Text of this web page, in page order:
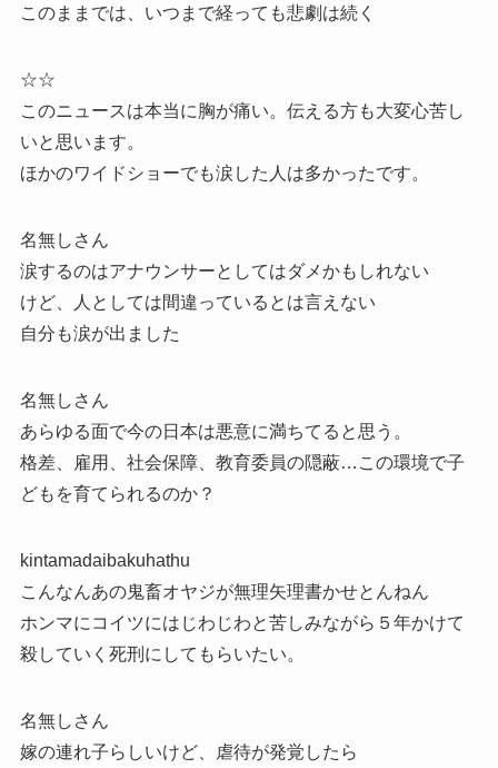
このままでは、いつまで経っても悲劇は続く
☆☆
このニュースは本当に胸が痛い。伝える方も大変心苦し
いと思います。
ほかのワイドショーでも涙した人は多かったです。
名無しさん
涙するのはアナウンサーとしてはダメかもしれない
けど、人としては間違っているとは言えない
自分も涙が出ました
名無しさん
あらゆる面で今の日本は悪意に満ちてると思う。
格差、雇用、社会保障、教育委員の隠蔽…この環境で子
どもを育てられるのか？
kintamadaibakuhathu
こんなんあの鬼畜オヤジが無理矢理書かせとんねん
ホンマにコイツにはじわじわと苦しみながら５年かけて
殺していく死刑にしてもらいたい。
名無しさん
嫁の連れ子らしいけど、虐待が発覚したら